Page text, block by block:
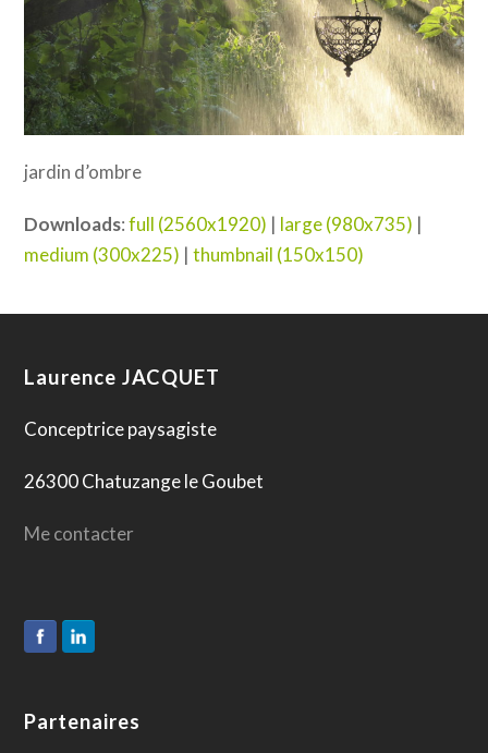
jardin d’ombre
Downloads:full (2560x1920) | large (980x735) |
medium (300x225) |thumbnail (150x150)
Laurence JACQUET
Conceptrice paysagiste
26300 Chatuzange le Goubet
Me contacter
Partenaires